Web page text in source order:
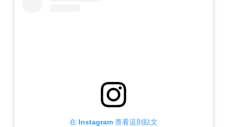
在 Instagram 查看這則貼文